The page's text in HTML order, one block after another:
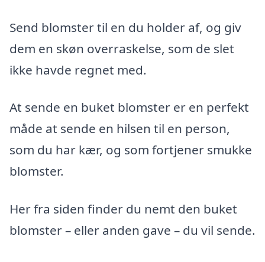
Send blomster til en du holder af, og giv
dem en skøn overraskelse, som de slet
ikke havde regnet med.
At sende en buket blomster er en perfekt
måde at sende en hilsen til en person,
som du har kær, og som fortjener smukke
blomster.
Her fra siden finder du nemt den buket
blomster – eller anden gave – du vil sende.